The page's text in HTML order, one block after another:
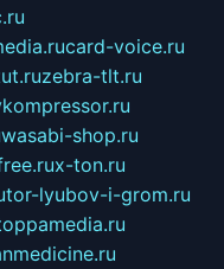
card-voice.ru
zebra-tlt.ru
wasabi-shop.ru
x-ton.ru
tor-lyubov-i-grom.ru